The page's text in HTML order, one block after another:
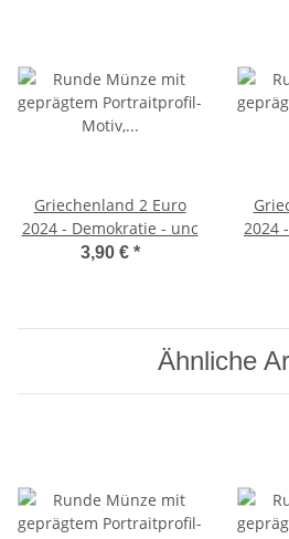
Griechenland 2 Euro
2024 - Demokratie - unc
3,90 € *
2024
Ähnliche